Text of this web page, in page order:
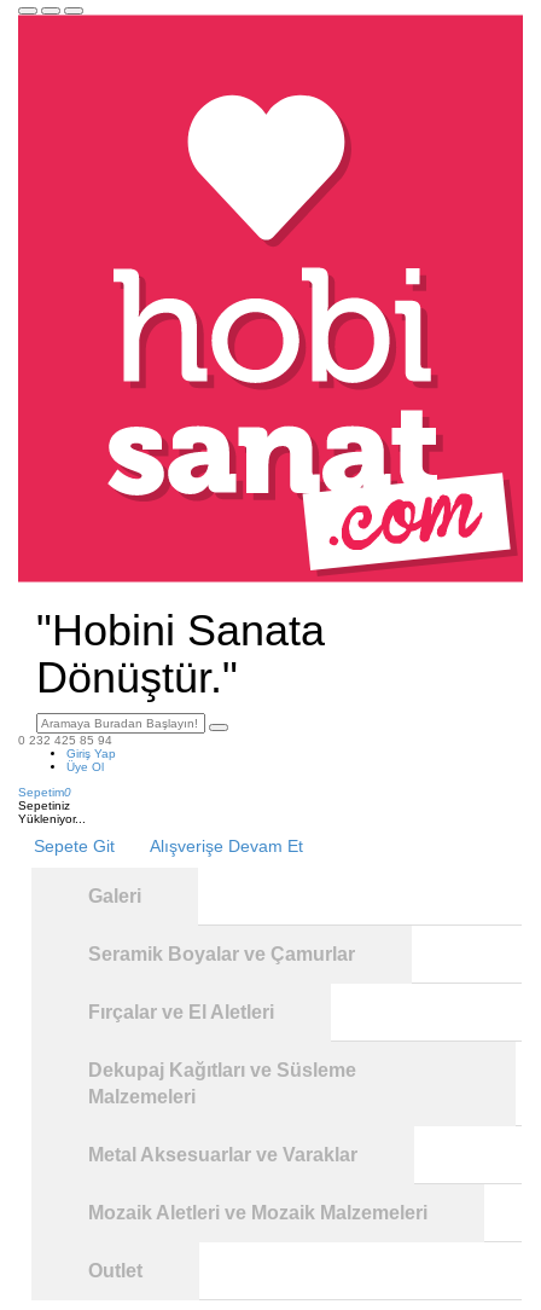
"Hobini Sanata
Dönüştür."
0 232 425 85 94
Giriş Yap
Üye Ol
Sepetim0
Sepetiniz
Yükleniyor...
Sepete Git Alışverişe Devam Et
Galeri
Seramik Boyalar ve Çamurlar
Fırçalar ve El Aletleri
Dekupaj Kağıtları ve Süsleme
Malzemeleri
Metal Aksesuarlar ve Varaklar
Mozaik Aletleri ve Mozaik Malzemeleri
Outlet